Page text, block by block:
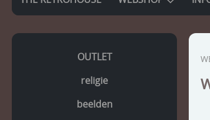
OUTLET
religie
beelden